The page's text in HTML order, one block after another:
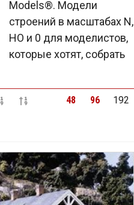
Models®. Модели
строений в масштабах N,
HO и 0 для моделистов,
которые хотят, собрать
48 96 192